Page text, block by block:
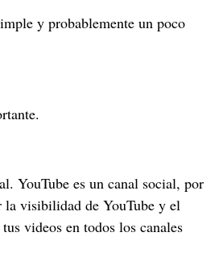
y probablemente un poco
YouTube es un canal social, por
visibilidad de YouTube y el
videos en todos los canales